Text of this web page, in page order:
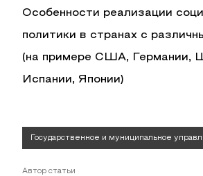
Особенности реализации
политики в странах с
(на примере США, Германии,
Испании, Японии)
Государственное и муниципальное
Автор статьи